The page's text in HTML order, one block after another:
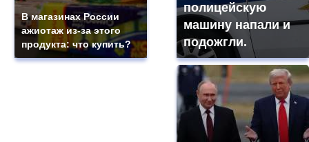
В магазинах России
ажиотаж из-за этого
продукта: что купить?
полицейскую
машину напали и
подожгли.